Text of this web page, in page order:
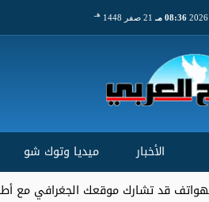
08:36 مـ 21 صفر 1448 هـ
الأخبار ميديا وتوك شو
موقعك الجغرافي مع أطراف خارجية...